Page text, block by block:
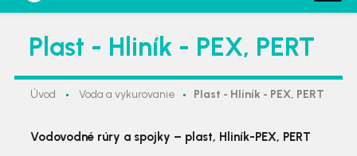
Plast - Hliník - PEX, PERT
Úvod Voda a vykurovanie Plast - Hliník - PEX, PERT
Vodovodné rúry a spojky – plast, Hliník-PEX, PERT